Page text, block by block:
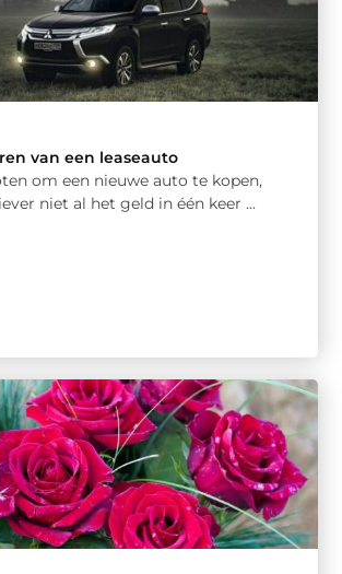
van een leaseauto
om een nieuwe auto te kopen,
niet al het geld in één keer ...